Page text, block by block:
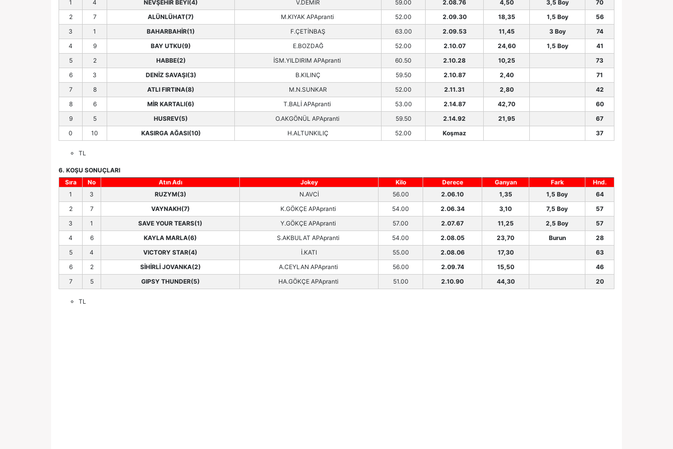
1
4 NEVŞEHİR BEYİ(4) V.DEMİR 59.00 2.08.76 4,50 3,5 Boy
70
2
7 ALÜNLÜHAT(7) M.KIYAK APApranti 52.00 2.09.30 18,35 1,5 Boy
56
3
1 BAHARBAHİR(1) F.ÇETİNBAŞ 63.00 2.09.53 11,45 3 Boy
74
4
9 BAY UTKU(9) E.BOZDAĞ 52.00 2.10.07 24,60 1,5 Boy
41
5
2 HABBE(2) İSM.YILDIRIM APApranti 60.50 2.10.28 10,25
73
6
3 DENİZ SAVAŞI(3) B.KILINÇ 59.50 2.10.87 2,40
71
7
8 ATLI FIRTINA(8) M.N.SUNKAR 52.00 2.11.31 2,80
42
8
6 MİR KARTALI(6) T.BALİ APApranti 53.00 2.14.87 42,70
60
9
5 HUSREV(5) O.AKGÖNÜL APApranti 59.50 2.14.92 21,95
67
0
10 KASIRGA AĞASI(10) H.ALTUNKILIÇ 52.00 Koşmaz 37
TL
6. KOŞU SONUÇLARI
Sıra
No Atın Adı Jokey Kilo Derece Ganyan Fark
Hnd.
1
3 RUZYM(3) N.AVCİ 56.00 2.06.10 1,35 1,5 Boy
64
2
7 VAYNAKH(7) K.GÖKÇE APApranti 54.00 2.06.34 3,10 7,5 Boy
57
3
1 SAVE YOUR TEARS(1) Y.GÖKÇE APApranti 57.00 2.07.67 11,25 2,5 Boy
57
4
6 KAYLA MARLA(6) S.AKBULAT APApranti 54.00 2.08.05 23,70 Burun
28
5
4 VICTORY STAR(4) İ.KATI 55.00 2.08.06 17,30
63
6
2 SİHİRLİ JOVANKA(2) A.CEYLAN APApranti 56.00 2.09.74 15,50
46
7
5 GIPSY THUNDER(5) HA.GÖKÇE APApranti 51.00 2.10.90 44,30 20
TL